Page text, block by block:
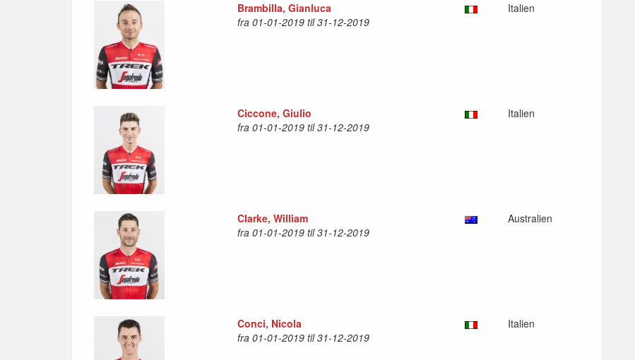
Brambilla, Gianluca
fra 01-01-2019 til 31-12-2019
Italien
Ciccone, Giulio
fra 01-01-2019 til 31-12-2019
Italien
Clarke, William
fra 01-01-2019 til 31-12-2019
Australien
Conci, Nicola
fra 01-01-2019 til 31-12-2019
Italien